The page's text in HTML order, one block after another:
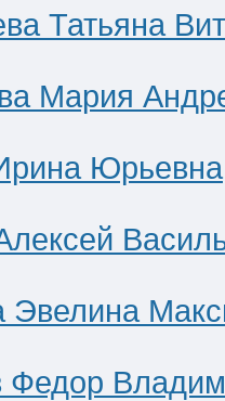
Татьяна
Мария
Юрьевна
Эвелина
Федор